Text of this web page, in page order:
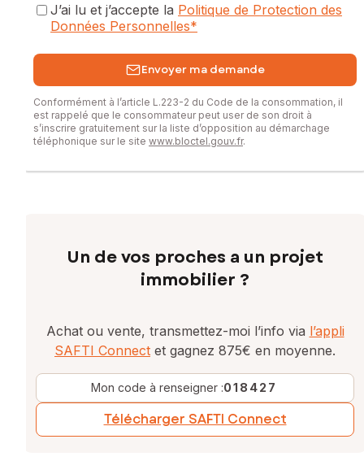
J’ai lu et j’accepte la Politique de Protection des
Données Personnelles*
Envoyer ma demande
Conformément à l’article L.223-2 du Code de la consommation, il
est rappelé que le consommateur peut user de son droit à
s’inscrire gratuitement sur la liste d’opposition au démarchage
téléphonique sur le site www.bloctel.gouv.fr.
Un de vos proches a un projet
immobilier ?
Achat ou vente, transmettez-moi l’info via l’appli
SAFTI Connect et gagnez 875€ en moyenne.
Mon code à renseigner :018427
Télécharger SAFTI Connect